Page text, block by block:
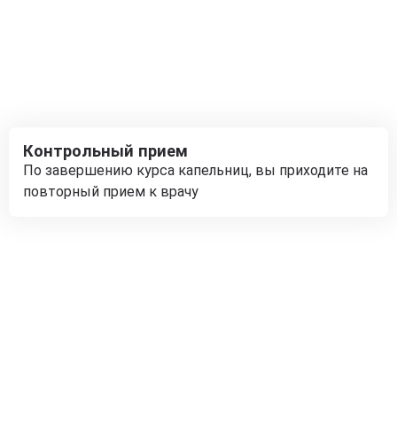
Контрольный прием
По завершению курса капельниц, вы приходите на
повторный прием к врачу